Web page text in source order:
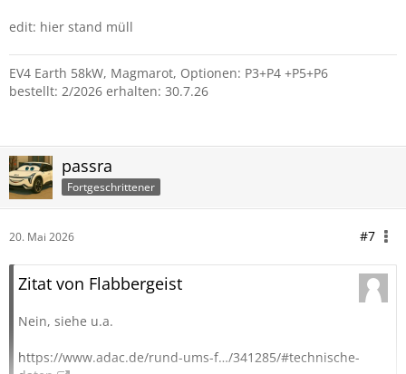
edit: hier stand müll
EV4 Earth 58kW, Magmarot, Optionen: P3+P4 +P5+P6
bestellt: 2/2026 erhalten: 30.7.26
passra
Fortgeschrittener
20. Mai 2026 #7
Zitat von Flabbergeist
Nein, siehe u.a.
https://www.adac.de/rund-ums-f…/341285/#technische-